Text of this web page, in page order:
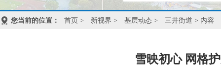
您当前的位置： 首页 > 新视界 > 基层动态 > 三井街道 > 内容
雪映初心 网格